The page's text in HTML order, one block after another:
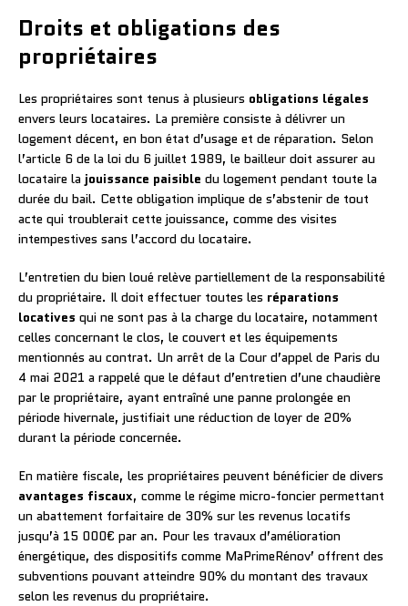
Droits et obligations des
propriétaires
Les propriétaires sont tenus à plusieurs obligations légales
envers leurs locataires. La première consiste à délivrer un
logement décent, en bon état d’usage et de réparation. Selon
l’article 6 de la loi du 6 juillet 1989, le bailleur doit assurer au
locataire la jouissance paisible du logement pendant toute la
durée du bail. Cette obligation implique de s’abstenir de tout
acte qui troublerait cette jouissance, comme des visites
intempestives sans l’accord du locataire.
L’entretien du bien loué relève partiellement de la responsabilité
du propriétaire. Il doit effectuer toutes les réparations
locatives qui ne sont pas à la charge du locataire, notamment
celles concernant le clos, le couvert et les équipements
mentionnés au contrat. Un arrêt de la Cour d’appel de Paris du
4 mai 2021 a rappelé que le défaut d’entretien d’une chaudière
par le propriétaire, ayant entraîné une panne prolongée en
période hivernale, justifiait une réduction de loyer de 20%
durant la période concernée.
En matière fiscale, les propriétaires peuvent bénéficier de divers
avantages fiscaux, comme le régime micro-foncier permettant
un abattement forfaitaire de 30% sur les revenus locatifs
jusqu’à 15 000€ par an. Pour les travaux d’amélioration
énergétique, des dispositifs comme MaPrimeRénov’ offrent des
subventions pouvant atteindre 90% du montant des travaux
selon les revenus du propriétaire.